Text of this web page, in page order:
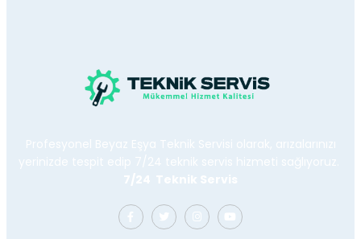
Profesyonel Beyaz Eşya Teknik Servisi olarak, arızalarınızı
yerinizde tespit edip 7/24 teknik servis hizmeti sağlıyoruz.
7/24 Teknik Servis